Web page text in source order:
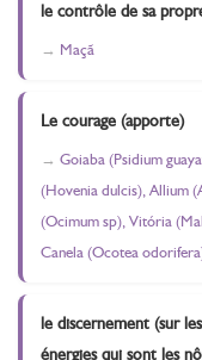
le contrôle de sa
Maçã
Le courage (apporte)
Goiaba (Psidium
(Hovenia dulcis), Allium
(Ocimum sp), Vitória
Canela (Ocotea
le discernement (sur
énergies qui sont les